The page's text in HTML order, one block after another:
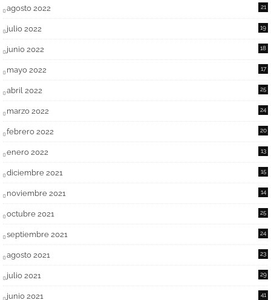
agosto 2022 21
julio 2022 19
junio 2022 18
mayo 2022 17
abril 2022 25
marzo 2022 24
febrero 2022 20
enero 2022 13
diciembre 2021 15
noviembre 2021 14
octubre 2021 25
septiembre 2021 24
agosto 2021 23
julio 2021 29
junio 2021 41